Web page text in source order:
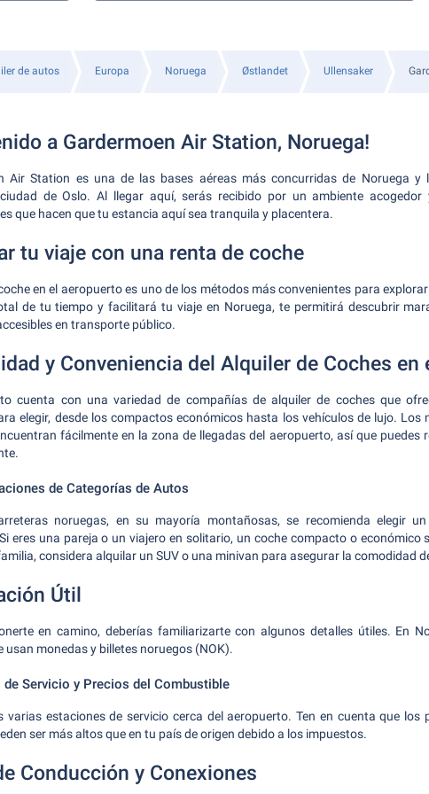
de autos Europa Noruega Østlandet Ullensaker
a Gardermoen Air Station, Noruega!
Air Station es una de las bases aéreas más concurridas de Noruega
de Oslo. Al llegar aquí, serás recibido por un ambiente acogedor
que hacen que tu estancia aquí sea tranquila y placentera.
tu viaje con una renta de coche
en el aeropuerto es uno de los métodos más convenientes para
de tu tiempo y facilitará tu viaje en Noruega, te permitirá descubrir
en transporte público.
y Conveniencia del Alquiler de Coches en
cuenta con una variedad de compañías de alquiler de coches que
elegir, desde los compactos económicos hasta los vehículos de lujo. Los
fácilmente en la zona de llegadas del aeropuerto, así que puedes
de Categorías de Autos
noruegas, en su mayoría montañosas, se recomienda elegir
eres una pareja o un viajero en solitario, un coche compacto o económico
considera alquilar un SUV o una minivan para asegurar la comodidad
Útil
en camino, deberías familiarizarte con algunos detalles útiles. En
usan monedas y billetes noruegos (NOK).
de Servicio y Precios del Combustible
varias estaciones de servicio cerca del aeropuerto. Ten en cuenta que los
ser más altos que en tu país de origen debido a los impuestos.
Conducción y Conexiones